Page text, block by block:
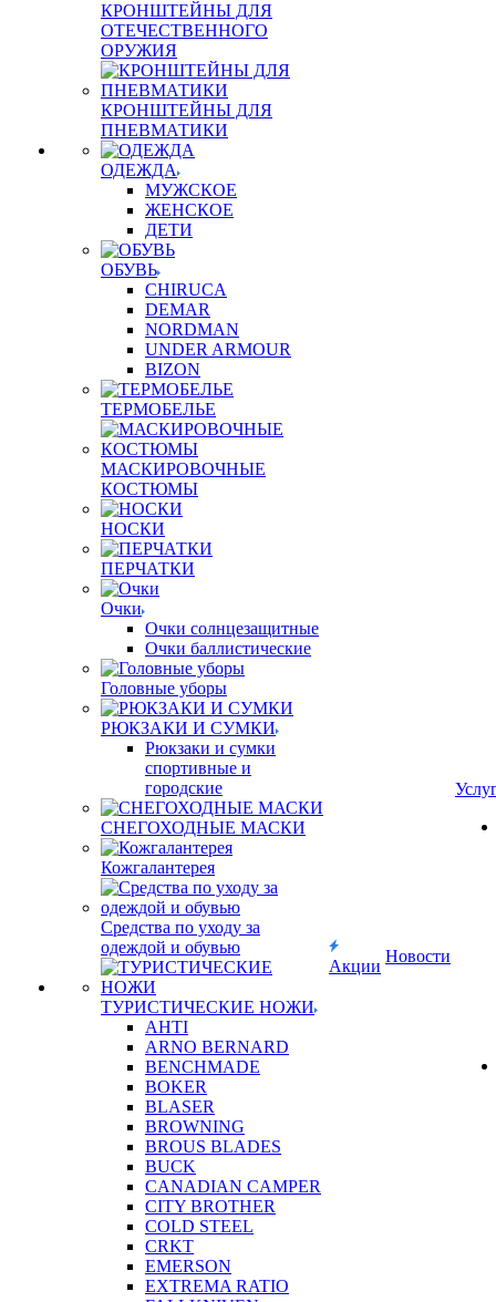
КРОНШТЕЙНЫ ДЛЯ
ОТЕЧЕСТВЕННОГО
ОРУЖИЯ
КРОНШТЕЙНЫ ДЛЯ
ПНЕВМАТИКИ
ОДЕЖДА
МУЖСКОЕ
ЖЕНСКОЕ
ДЕТИ
ОБУВЬ
CHIRUCA
DEMAR
NORDMAN
UNDER ARMOUR
BIZON
ТЕРМОБЕЛЬЕ
МАСКИРОВОЧНЫЕ
КОСТЮМЫ
НОСКИ
ПЕРЧАТКИ
Очки
Очки солнцезащитные
Очки баллистические
Головные уборы
РЮКЗАКИ И СУМКИ
Рюкзаки и сумки
спортивные и
городские
СНЕГОХОДНЫЕ МАСКИ
Кожгалантерея
Средства по уходу за
одеждой и обувью
ТУРИСТИЧЕСКИЕ НОЖИ
AHTI
ARNO BERNARD
BENCHMADE
BOKER
BLASER
BROWNING
BROUS BLADES
BUCK
CANADIAN CAMPER
CITY BROTHER
COLD STEEL
CRKT
EMERSON
EXTREMA RATIO
Акции
Новости